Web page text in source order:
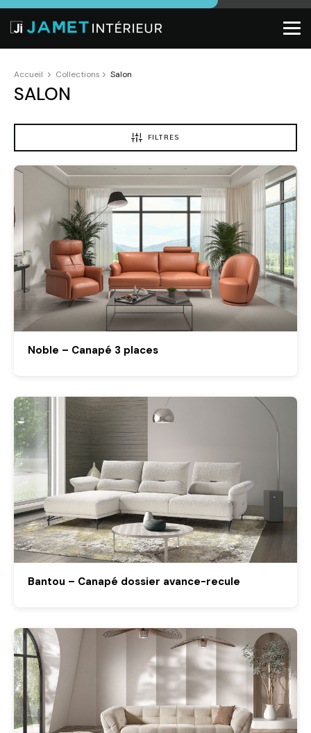
Accueil Collections Salon
SALON
FILTRES
Noble – Canapé 3 places
Bantou – Canapé dossier avance-recule